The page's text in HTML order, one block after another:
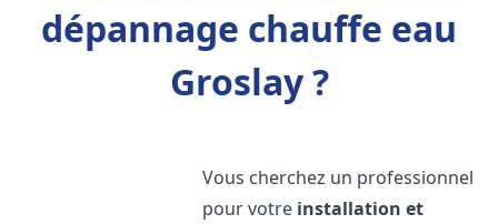
dépannage chauffe eau
Groslay ?
Vous cherchez un professionnel
pour votre installation et